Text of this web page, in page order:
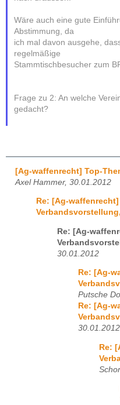
Wäre auch eine gute
Abstimmung, da
ich mal davon ausgehe,
regelmäßige
Stammtischbesucher zum
Frage zu 2: An welche
gedacht?
[Ag-waffenrecht] Top-
Axel Hammer, 30.01.2012
Re: [Ag-
Re: [Ag-
30.01.2012
Re: [Ag-
Putsche
Re: [Ag-
30.01.2012
Re: